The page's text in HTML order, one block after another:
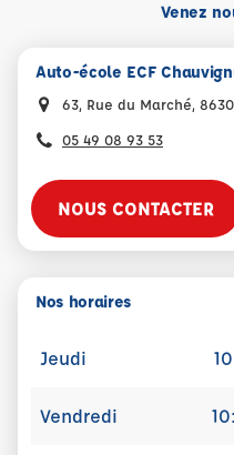
Venez
Auto-école ECF
63, Rue du Marché,
05 49 08 93 53
NOUS CONTACTER
Nos horaires
Jeudi
Vendredi